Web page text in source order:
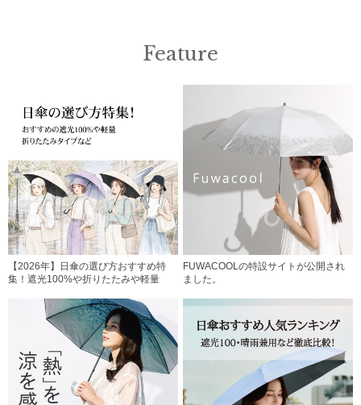
Feature
【2026年】日傘の選び方おすすめ特
集！遮光100%や折りたたみや軽量
FUWACOOLの特設サイトが公開され
ました。